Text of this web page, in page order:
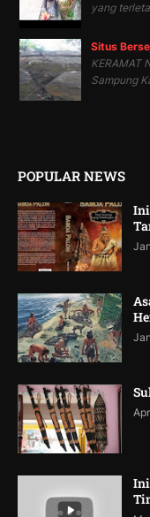
yang
Situs
KERAMAT
Sampung
POPULAR NEWS
Ini